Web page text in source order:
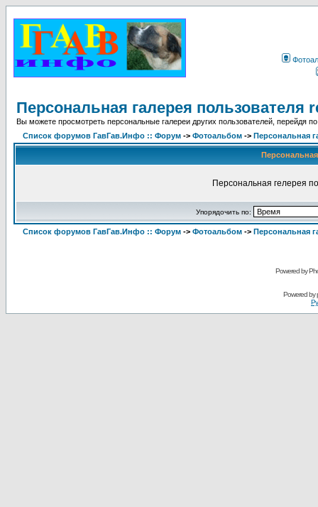
Персональная галерея пользователя
Вы можете просмотреть персональные галереи других пользователей, перейдя
Список форумов ГавГав.Инфо :: Форум -> Фотоальбом -> Персональная
Персональная гелерея
Упорядочить по:
Список форумов ГавГав.Инфо :: Форум -> Фотоальбом -> Персональная
Powered by
Powered by